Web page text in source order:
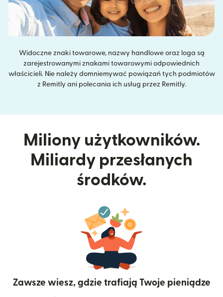
Widoczne znaki towarowe, nazwy handlowe oraz loga są
zarejestrowanymi znakami towarowymi odpowiednich
właścicieli. Nie należy domniemywać powiązań tych podmiotów
z Remitly ani polecania ich usług przez Remitly.
Miliony użytkowników.
Miliardy przesłanych
środków.
Zawsze wiesz, gdzie trafiają Twoje pieniądze